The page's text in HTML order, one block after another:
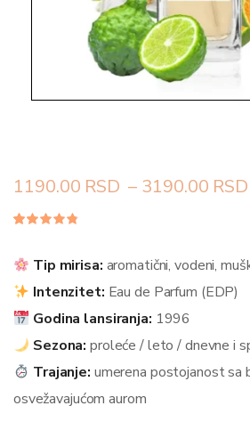
1190.00 RSD – 3190.00 RSD
5 na
osnovu
kupaca
Tip mirisa: aromatični, vodeni,
Intenzitet: Eau de Parfum (EDP)
Godina lansiranja: 1996
Sezona: proleće / leto / dnevne i
Trajanje: umerena postojanost sa
osvežavajućom aurom